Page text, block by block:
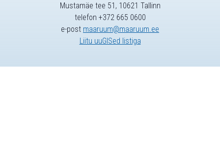
Mustamäe tee 51, 10621 Tallinn
telefon +372 665 0600
e-post maaruum@maaruum.ee
Liitu uuGISed listiga